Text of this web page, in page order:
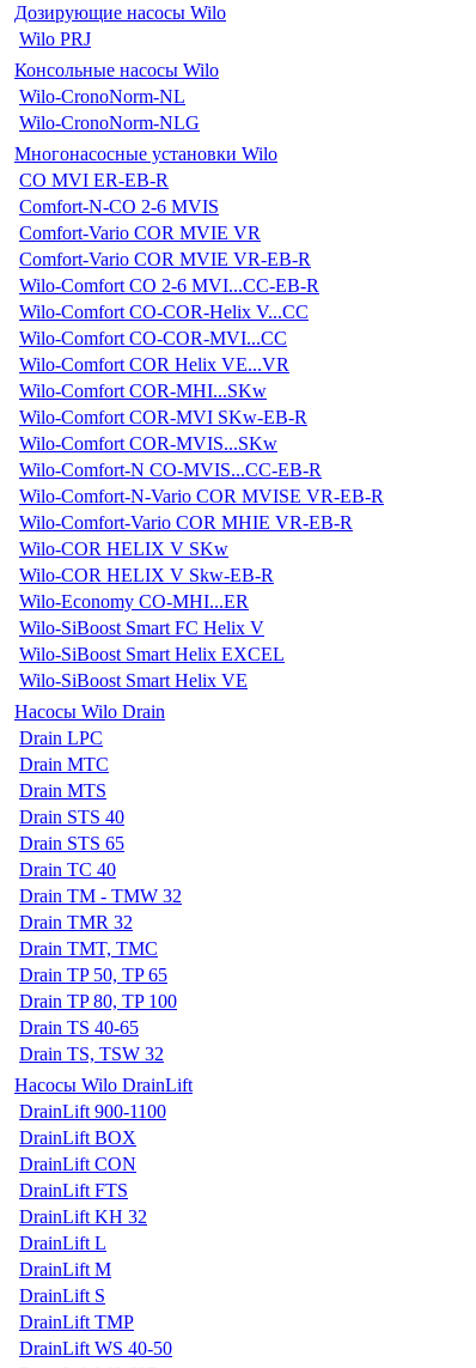
Дозирующие насосы Wilo
Wilo PRJ
Консольные насосы Wilo
Wilo-CronoNorm-NL
Wilo-CronoNorm-NLG
Многонасосные установки Wilo
CO MVI ER-EB-R
Comfort-N-CO 2-6 MVIS
Comfort-Vario COR MVIE VR
Comfort-Vario COR MVIE VR-EB-R
Wilo-Comfort CO 2-6 MVI...CC-EB-R
Wilo-Comfort CO-COR-Helix V...CC
Wilo-Comfort CO-COR-MVI...CC
Wilo-Comfort COR Helix VE...VR
Wilo-Comfort COR-MHI...SKw
Wilo-Comfort COR-MVI SKw-EB-R
Wilo-Comfort COR-MVIS...SKw
Wilo-Comfort-N CO-MVIS...CC-EB-R
Wilo-Comfort-N-Vario COR MVISE VR-EB-R
Wilo-Comfort-Vario COR MHIE VR-EB-R
Wilo-COR HELIX V SKw
Wilo-COR HELIX V Skw-EB-R
Wilo-Economy CO-MHI...ER
Wilo-SiBoost Smart FC Helix V
Wilo-SiBoost Smart Helix EXCEL
Wilo-SiBoost Smart Helix VE
Насосы Wilo Drain
Drain LPC
Drain MTC
Drain MTS
Drain STS 40
Drain STS 65
Drain TC 40
Drain TM - TMW 32
Drain TMR 32
Drain TMT, TMC
Drain TP 50, TP 65
Drain TP 80, TP 100
Drain TS 40-65
Drain TS, TSW 32
Насосы Wilo DrainLift
DrainLift 900-1100
DrainLift BOX
DrainLift CON
DrainLift FTS
DrainLift KH 32
DrainLift L
DrainLift M
DrainLift S
DrainLift TMP
DrainLift WS 40-50